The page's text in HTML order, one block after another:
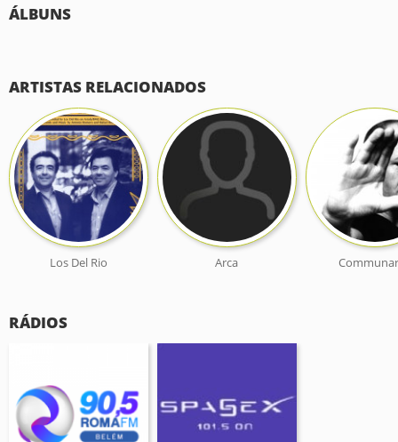
ÁLBUNS
ARTISTAS RELACIONADOS
Los Del Rio Arca
RÁDIOS